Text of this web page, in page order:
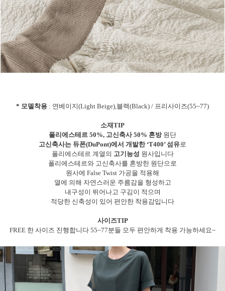
* 모델착용 : 연베이지(Light Beige),블랙(Black) / 프리사이즈(55~77)
소재TIP
폴리에스테르 50%, 고신축사 50% 혼방원단
고신축사는 듀폰(DuPont)에서 개발한 ‘T400’ 섬유로
폴리에스테르 계열의 고기능성 원사입니다
폴리에스테르와 고신축사를 혼방한 원단으로
원사에 False Twist 가공을 적용해
열에 의해 자연스러운 주름감을 형성하고
내구성이 뛰어나고 구김이 적으며
적당한 신축성이 있어 편안한 착용감입니다
사이즈TIP
FREE 한 사이즈 진행합니다 55~77분들 모두 편안하게 착용 가능하세요~